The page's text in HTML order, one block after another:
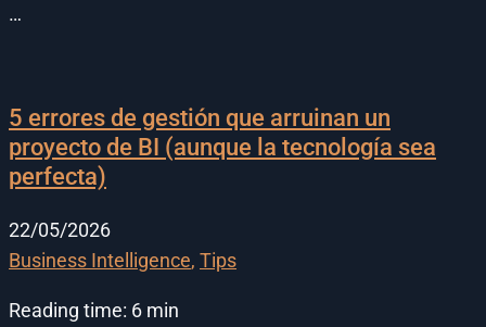
…
5 errores de gestión que arruinan un
proyecto de BI (aunque la tecnología sea
perfecta)
22/05/2026
Business Intelligence, Tips
Reading time: 6 min